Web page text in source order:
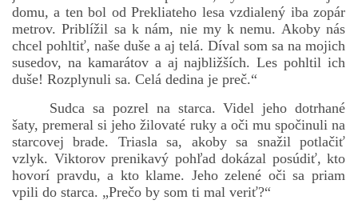
domu, a ten bol od Prekliateho lesa vzdialený iba zopár
metrov. Priblížil sa k nám, nie my k nemu. Akoby nás
chcel pohltiť, naše duše a aj telá. Díval som sa na mojich
susedov, na kamarátov a aj najbližších. Les pohltil ich
duše! Rozplynuli sa. Celá dedina je preč.“
Sudca sa pozrel na starca. Videl jeho dotrhané
šaty, premeral si jeho žilovaté ruky a oči mu spočinuli na
starcovej brade. Triasla sa, akoby sa snažil potlačiť
vzlyk. Viktorov prenikavý pohľad dokázal posúdiť, kto
hovorí pravdu, a kto klame. Jeho zelené oči sa priam
vpili do starca. „Prečo by som ti mal veriť?“